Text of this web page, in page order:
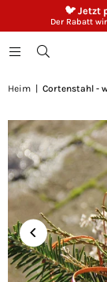
🐦 Jetzt
Der Rabatt
Heim Cortenstahl -